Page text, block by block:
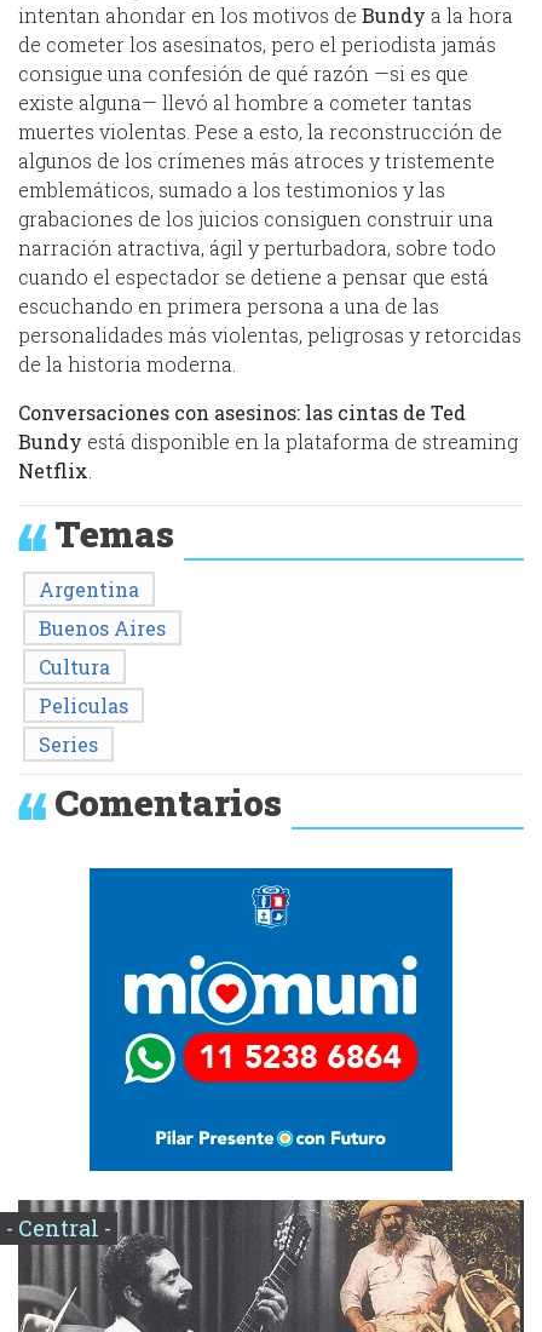
intentan ahondar en los motivos de Bundy a la hora
de cometer los asesinatos, pero el periodista jamás
consigue una confesión de qué razón —si es que
existe alguna— llevó al hombre a cometer tantas
muertes violentas. Pese a esto, la reconstrucción de
algunos de los crímenes más atroces y tristemente
emblemáticos, sumado a los testimonios y las
grabaciones de los juicios consiguen construir una
narración atractiva, ágil y perturbadora, sobre todo
cuando el espectador se detiene a pensar que está
escuchando en primera persona a una de las
personalidades más violentas, peligrosas y retorcidas
de la historia moderna.
Conversaciones con asesinos: las cintas de Ted
Bundy está disponible en la plataforma de streaming
Netflix
Temas
Argentina
Buenos Aires
Cultura
Peliculas
Series
Comentarios
- Central -